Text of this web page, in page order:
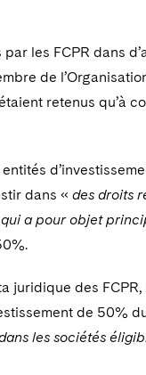
par les FCPR dans
de
retenus qu’à
dans « des droits
a pour objet
juridique des FCPR,
de 50%
les sociétés